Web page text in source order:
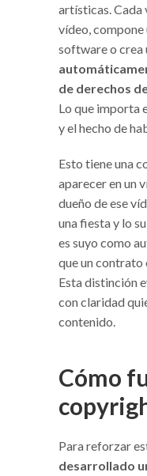
artísticas. Cada
vídeo, compone
software o crea
de derechos
Lo que importa
y el hecho de
Esto tiene una
aparecer en un
dueño de ese
una fiesta y lo
es suyo como
que un
Esta distinción
con claridad
contenido.
Cómo
Para reforzar
desarrollado